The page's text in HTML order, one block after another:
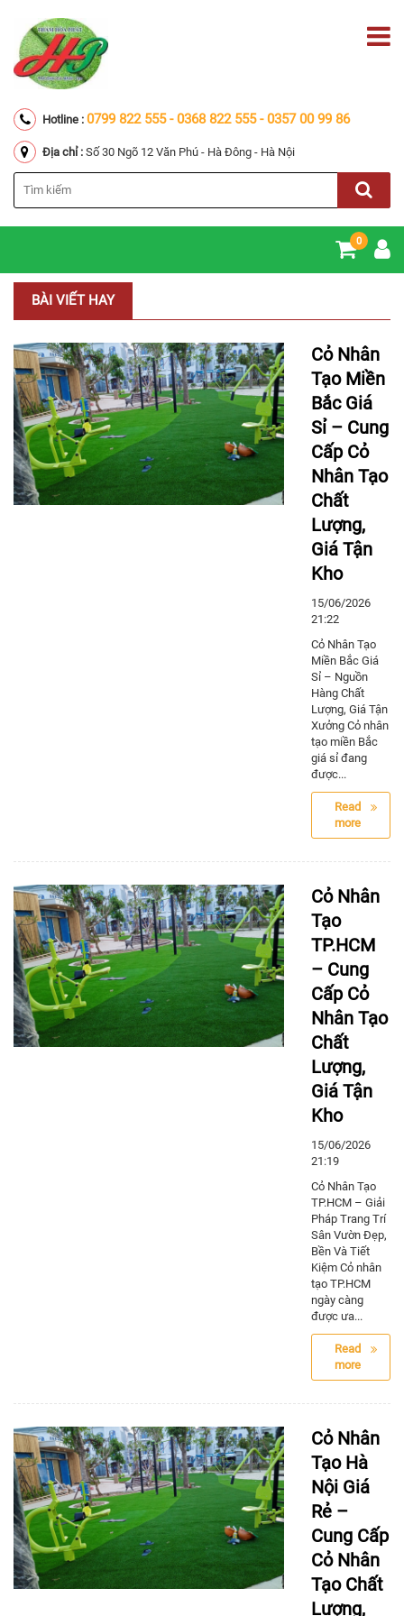
Hotline : 0799 822 555 - 0368 822 555 - 0357 00 99 86
Địa chỉ : Số 30 Ngõ 12 Văn Phú - Hà Đông - Hà Nội
0
BÀI VIẾT HAY
Cỏ Nhân
Tạo Miền
Bắc Giá
Sỉ – Cung
Cấp Cỏ
Nhân Tạo
Chất
Lượng,
Giá Tận
Kho
15/06/2026
21:22
Cỏ Nhân Tạo
Miền Bắc Giá
Sỉ – Nguồn
Hàng Chất
Lượng, Giá Tận
Xưởng Cỏ nhân
tạo miền Bắc
giá sỉ đang
được...
Read
more
Cỏ Nhân
Tạo
TP.HCM
– Cung
Cấp Cỏ
Nhân Tạo
Chất
Lượng,
Giá Tận
Kho
15/06/2026
21:19
Cỏ Nhân Tạo
TP.HCM – Giải
Pháp Trang Trí
Sân Vườn Đẹp,
Bền Và Tiết
Kiệm Cỏ nhân
tạo TP.HCM
ngày càng
được ưa...
Read
more
Cỏ Nhân
Tạo Hà
Nội Giá
Rẻ –
Cung Cấp
Cỏ Nhân
Tạo Chất
Lượng,